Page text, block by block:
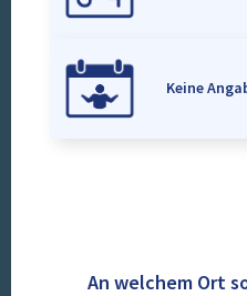
Keine
An welchem Ort